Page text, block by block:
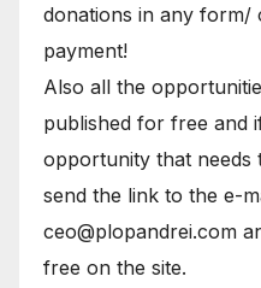
donations in any
payment!
Also all the
published for free and
opportunity that needs
send the link to the e-
ceo@plopandrei.com
free on the site.